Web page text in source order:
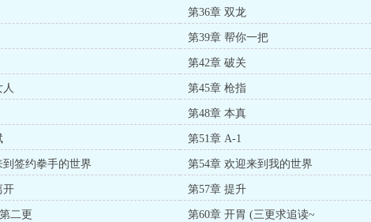
第36章 双龙
第39章 帮你一把
第42章 破关
人 第45章 枪指
第48章 本真
第51章 A-1
到签约拳手的世界 第54章 欢迎来到我的世界
开 第57章 提升
二更 第60章 开胃 (三更求追读~